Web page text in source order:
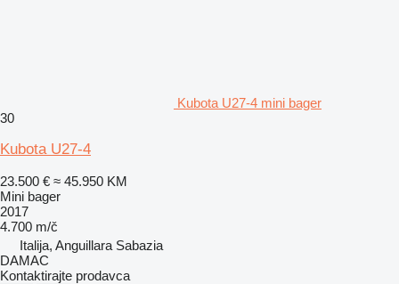
Kubota U27-4 mini bager
30
Kubota U27-4
23.500 € ≈ 45.950 KM
Mini bager
2017
4.700 m/č
Italija, Anguillara Sabazia
DAMAC
Kontaktirajte prodavca